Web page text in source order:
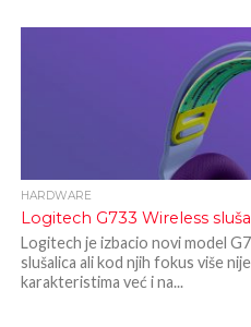
HARDWARE
Logitech G733 Wireless
Logitech je izbacio novi model
slušalica ali kod njih fokus više
karakteristima već i na...